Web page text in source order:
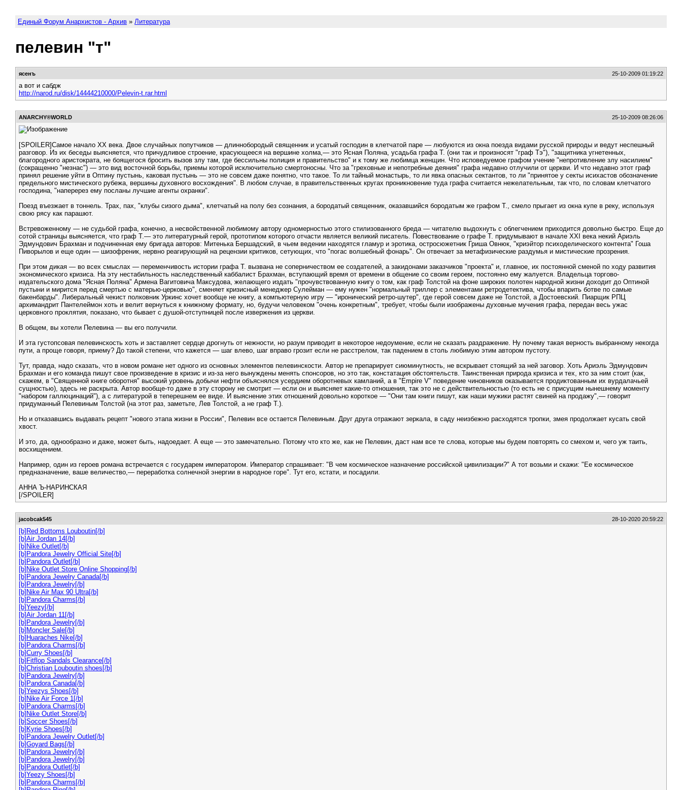
Единый Форум Анархистов - Архив » Литература
пелевин "т"
ясенъ 25-10-2009 01:19:22
а вот и сабдж
http://narod.ru/disk/14444210000/Pelevin-t.rar.html
АNARCHY®WORLD 25-10-2009 08:26:06
[SPOILER]Самое начало ХХ века. Двое случайных попутчиков — длиннобородый священник и усатый господин в клетчатой паре — любуются из окна поезда видами русской природы и ведут неспешный
разговор. Из их беседы выясняется, что причудливое строение, красующееся на вершине холма,— это Ясная Поляна, усадьба графа Т. (они так и произносят "граф Тэ"), "защитника угнетенных,
благородного аристократа, не боящегося бросить вызов злу там, где бессильны полиция и правительство" и к тому же любимца женщин. Что исповедуемое графом учение "непротивление злу насилием"
(сокращенно "незнас") — это вид восточной борьбы, приемы которой исключительно смертоносны. Что за "греховные и непотребные деяния" графа недавно отлучили от церкви. И что недавно этот граф
принял решение уйти в Оптину пустынь, каковая пустынь — это не совсем даже понятно, что такое. То ли тайный монастырь, то ли явка опасных сектантов, то ли "принятое у секты исихастов обозначение
предельного мистического рубежа, вершины духовного восхождения". В любом случае, в правительственных кругах проникновение туда графа считается нежелательным, так что, по словам клетчатого
господина, "наперерез ему посланы лучшие агенты охранки".
Поезд въезжает в тоннель. Трах, пах, "клубы сизого дыма", клетчатый на полу без сознания, а бородатый священник, оказавшийся бородатым же графом Т., смело прыгает из окна купе в реку, используя
свою рясу как парашют.
Встревоженному — не судьбой графа, конечно, а несвойственной любимому автору одномерностью этого стилизованного бреда — читателю выдохнуть с облегчением приходится довольно быстро. Еще до
сотой страницы выясняется, что граф Т.— это литературный герой, прототипом которого отчасти является великий писатель. Повествование о графе Т. придумывают в начале XXI века некий Ариэль
Эдмундович Брахман и подчиненная ему бригада авторов: Митенька Бершадский, в чьем ведении находятся гламур и эротика, остросюжетник Гриша Овнюк, "криэйтор психоделического контента" Гоша
Пиворылов и еще один — шизофреник, нервно реагирующий на рецензии критиков, сетующих, что "погас волшебный фонарь". Он отвечает за метафизические раздумья и мистические прозрения.
При этом дикая — во всех смыслах — переменчивость истории графа Т. вызвана не соперничеством ее создателей, а закидонами заказчиков "проекта" и, главное, их постоянной сменой по ходу развития
экономического кризиса. На эту нестабильность наследственный каббалист Брахман, вступающий время от времени в общение со своим героем, постоянно ему жалуется. Владельца торгово-
издательского дома "Ясная Поляна" Армена Вагитовича Максудова, желающего издать "прочувствованную книгу о том, как граф Толстой на фоне широких полотен народной жизни доходит до Оптиной
пустыни и мирится перед смертью с матерью-церковью", сменяет кризисный менеджер Сулейман — ему нужен "нормальный триллер с элементами ретродетектива, чтобы впарить ботве по самые
бакенбарды". Либеральный чекист полковник Уркинс хочет вообще не книгу, а компьютерную игру — "иронический ретро-шутер", где герой совсем даже не Толстой, а Достоевский. Пиарщик РПЦ
архимандрит Пантелеймон хоть и велит вернуться к книжному формату, но, будучи человеком "очень конкретным", требует, чтобы были изображены духовные мучения графа, передан весь ужас
церковного проклятия, показано, что бывает с душой-отступницей после извержения из церкви.
В общем, вы хотели Пелевина — вы его получили.
И эта густопсовая пелевинскость хоть и заставляет сердце дрогнуть от нежности, но разум приводит в некоторое недоумение, если не сказать раздражение. Ну почему такая верность выбранному некогда
пути, а проще говоря, приему? До такой степени, что кажется — шаг влево, шаг вправо грозит если не расстрелом, так падением в столь любимую этим автором пустоту.
Тут, правда, надо сказать, что в новом романе нет одного из основных элементов пелевинскости. Автор не препарирует сиюминутность, не вскрывает стоящий за ней заговор. Хоть Ариэль Эдмундович
Брахман и его команда пишут свое произведение в кризис и из-за него вынуждены менять спонсоров, но это так, констатация обстоятельств. Таинственная природа кризиса и тех, кто за ним стоит (как,
скажем, в "Священной книге оборотня" высокий уровень добычи нефти объяснялся усердием оборотневых камланий, а в "Empire V" поведение чиновников оказывается продиктованным их вурдалачьей
сущностью), здесь не раскрыта. Автор вообще-то даже в эту сторону не смотрит — если он и выясняет какие-то отношения, так это не с действительностью (то есть не с присущим нынешнему моменту
"набором галлюцинаций"), а с литературой в теперешнем ее виде. И выяснение этих отношений довольно короткое — "Они там книги пишут, как наши мужики растят свиней на продажу",— говорит
придуманный Пелевиным Толстой (на этот раз, заметьте, Лев Толстой, а не граф Т.).
Но и отказавшись выдавать рецепт "нового этапа жизни в России", Пелевин все остается Пелевиным. Друг друга отражают зеркала, в саду неизбежно расходятся тропки, змея продолжает кусать свой
хвост.
И это, да, однообразно и даже, может быть, надоедает. А еще — это замечательно. Потому что кто же, как не Пелевин, даст нам все те слова, которые мы будем повторять со смехом и, чего уж таить,
восхищением.
Например, один из героев романа встречается с государем императором. Император спрашивает: "В чем космическое назначение российской цивилизации?" А тот возьми и скажи: "Ее космическое
предназначение, ваше величество,— переработка солнечной энергии в народное горе". Тут его, кстати, и посадили.
АННА Ъ-НАРИНСКАЯ
[/SPOILER]
jacobcak545 28-10-2020 20:59:22
[b]Red Bottoms Louboutin[/b]
[b]Air Jordan 14[/b]
[b]Nike Outlet[/b]
[b]Pandora Jewelry Official Site[/b]
[b]Pandora Outlet[/b]
[b]Nike Outlet Store Online Shopping[/b]
[b]Pandora Jewelry Canada[/b]
[b]Pandora Jewelry[/b]
[b]Nike Air Max 90 Ultra[/b]
[b]Pandora Charms[/b]
[b]Yeezy[/b]
[b]Air Jordan 11[/b]
[b]Pandora Jewelry[/b]
[b]Moncler Sale[/b]
[b]Huaraches Nike[/b]
[b]Pandora Charms[/b]
[b]Curry Shoes[/b]
[b]Fitflop Sandals Clearance[/b]
[b]Christian Louboutin shoes[/b]
[b]Pandora Jewelry[/b]
[b]Pandora Canada[/b]
[b]Yeezys Shoes[/b]
[b]Nike Air Force 1[/b]
[b]Pandora Charms[/b]
[b]Nike Outlet Store[/b]
[b]Soccer Shoes[/b]
[b]Kyrie Shoes[/b]
[b]Pandora Jewelry Outlet[/b]
[b]Goyard Bags[/b]
[b]Pandora Jewelry[/b]
[b]Pandora Jewelry[/b]
[b]Pandora Outlet[/b]
[b]Yeezy Shoes[/b]
[b]Pandora Charms[/b]